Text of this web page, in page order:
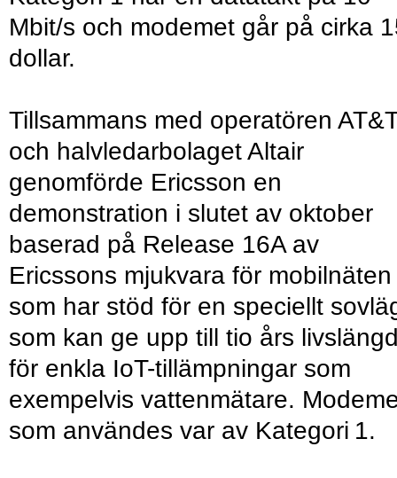
Mbit/s och modemet går på cirka
dollar.
Tillsammans med operatören
och halvledarbolaget Altair
genomförde Ericsson en
demonstration i slutet av oktober
baserad på Release 16A av
Ericssons mjukvara för mobilnäten
som har stöd för en speciellt
som kan ge upp till tio års
för enkla IoT-tillämpningar som
exempelvis vattenmätare.
som användes var av Kategori 1.